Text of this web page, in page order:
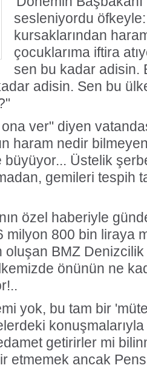
sesleniyordu
kursaklarından
çocuklarıma iftira
sen bu kadar adisin.
adisin. Sen bu
ver" diyen
haram nedir
Üstelik
gemileri tespih
özel haberiyle
milyon 800 bin liraya
oluşan BMZ
önünün ne
yok, bu tam bir
getirirler mi
etmemek ancak